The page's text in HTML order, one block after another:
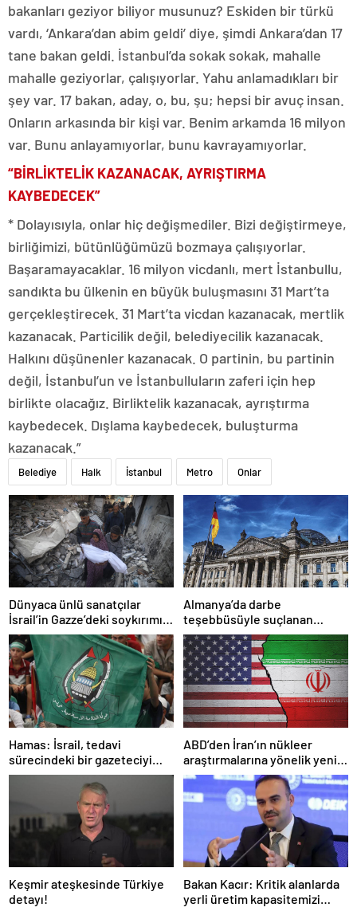
bakanları geziyor biliyor musunuz? Eskiden bir türkü
vardı, ‘Ankara’dan abim geldi’ diye, şimdi Ankara’dan 17
tane bakan geldi. İstanbul’da sokak sokak, mahalle
mahalle geziyorlar, çalışıyorlar. Yahu anlamadıkları bir
şey var. 17 bakan, aday, o, bu, şu; hepsi bir avuç insan.
Onların arkasında bir kişi var. Benim arkamda 16 milyon
var. Bunu anlayamıyorlar, bunu kavrayamıyorlar.
“BİRLİKTELİK KAZANACAK, AYRIŞTIRMA
KAYBEDECEK”
* Dolayısıyla, onlar hiç değişmediler. Bizi değiştirmeye,
birliğimizi, bütünlüğümüzü bozmaya çalışıyorlar.
Başaramayacaklar. 16 milyon vicdanlı, mert İstanbullu,
sandıkta bu ülkenin en büyük buluşmasını 31 Mart’ta
gerçekleştirecek. 31 Mart’ta vicdan kazanacak, mertlik
kazanacak. Particilik değil, belediyecilik kazanacak.
Halkını düşünenler kazanacak. O partinin, bu partinin
değil, İstanbul’un ve İstanbulluların zaferi için hep
birlikte olacağız. Birliktelik kazanacak, ayrıştırma
kaybedecek. Dışlama kaybedecek, buluşturma
kazanacak.”
Belediye Halk İstanbul Metro Onlar
Dünyaca ünlü sanatçılar
İsrail’in Gazze’deki soykırımını
kınadı
Almanya’da darbe
teşebbüsüyle suçlanan
örgüte ait dernek yasaklandı
Hamas: İsrail, tedavi
sürecindeki bir gazeteciyi
öldürerek savaş suçu
ABD’den İran’ın nükleer
araştırmalarına yönelik yeni
yaptırımlar
Keşmir ateşkesinde Türkiye
detayı!
Bakan Kacır: Kritik alanlarda
yerli üretim kapasitemizi